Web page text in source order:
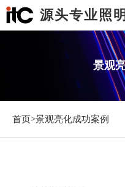
源头专业照
景观
首页>景观亮化成功案例